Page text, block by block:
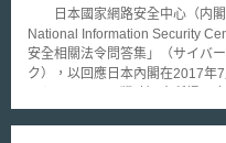
配置，改變其性質而成為適格的專利標的。 加州
Donato認為，就183專利所主張
行工作分配，此種行為與辦公室
也充滿類似情況，如服務生依照
提出該專利方法可提高伺服器效
而不足以使抽象概念的性質轉化，
日本國家網路安全中心（内閣
National Information Security
安全相關法令問答集」（サイバ
ク），以回應日本內閣在2017年
施與對策之決定。因此，內閣網